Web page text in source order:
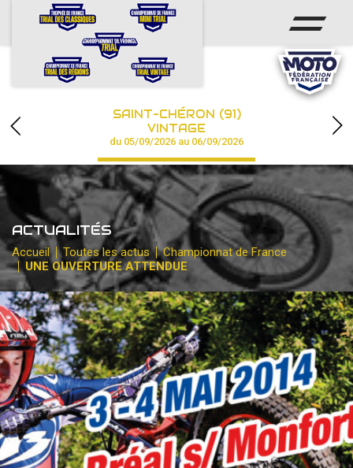
ACCUEIL
CALENDRIER
CHAMPIONNAT
RÉSULTATS
PHOTOS / VIDÉOS
PARTENAIRES
SAINT-CHÉRON (91)
VINTAGE
du 05/09/2026 au 06/09/2026
ACTUALITÉS
Accueil Toutes les actus
Championnat de France
UNE OUVERTURE ATTENDUE